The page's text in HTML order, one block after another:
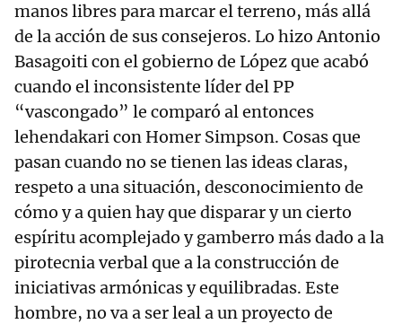
manos libres para marcar el terreno, más allá
de la acción de sus consejeros. Lo hizo Antonio
Basagoiti con el gobierno de López que acabó
cuando el inconsistente líder del PP
“vascongado” le comparó al entonces
lehendakari con Homer Simpson. Cosas que
pasan cuando no se tienen las ideas claras,
respeto a una situación, desconocimiento de
cómo y a quien hay que disparar y un cierto
espíritu acomplejado y gamberro más dado a la
pirotecnia verbal que a la construcción de
iniciativas armónicas y equilibradas. Este
hombre, no va a ser leal a un proyecto de